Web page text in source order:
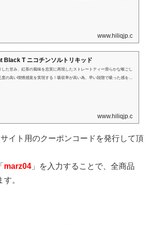
www.hiliqjp.com
Black T ニコチンソルトリキッド
した甘み、紅茶の風味を忠実に再現したストレートティー滑らかな喉ごし
度の高い喫煙感覚を実現する！吸収率が高い為、早い段階で吸った感を感
www.hiliqjp.com
イト用のクーポンコードを発行して頂
marz04 」を入力することで、全商品
。